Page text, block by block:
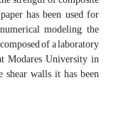
has been used for
modeling, the
of a laboratory
Modares University in
walls, it has been